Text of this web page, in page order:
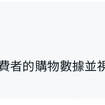
者的購物數據並